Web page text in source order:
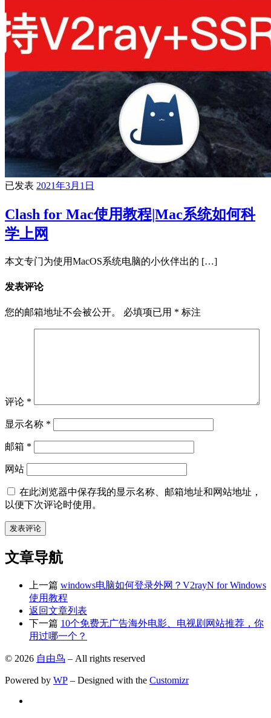
已发表 2021年3月1日
Clash for Mac使用教程|Mac系统如何科
学上网
本文专门为使用MacOS系统电脑的小伙伴出的 […]
发表评论
您的邮箱地址不会被公开。 必填项已用 * 标注
评论 *
显示名称 *
邮箱 *
网站
在此浏览器中保存我的显示名称、邮箱地址和网站地址，
以便下次评论时使用。
文章导航
上一篇 windows电脑如何登录外网？V2rayN for Windows
使用教程
返回文章列表
下一篇 10个免费无广告海外电影、电视剧网站推荐，你
用过哪一个？
© 2026 自由鸟 – All rights reserved
Powered by WP – Designed with the Customizr